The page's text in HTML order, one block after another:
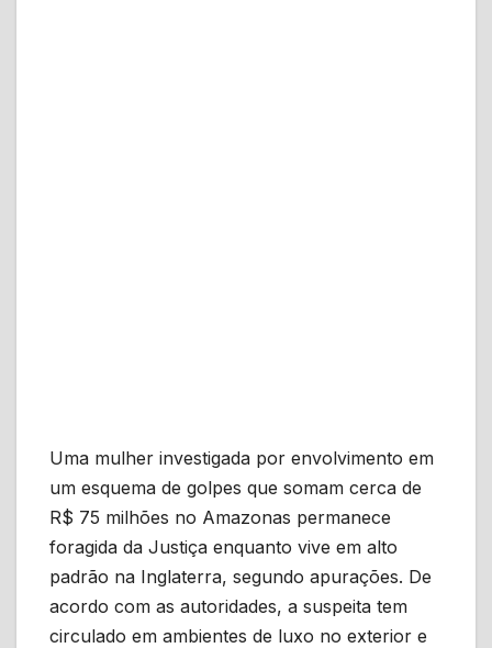
Uma mulher investigada por envolvimento em
um esquema de golpes que somam cerca de
R$ 75 milhões no Amazonas permanece
foragida da Justiça enquanto vive em alto
padrão na Inglaterra, segundo apurações. De
acordo com as autoridades, a suspeita tem
circulado em ambientes de luxo no exterior e